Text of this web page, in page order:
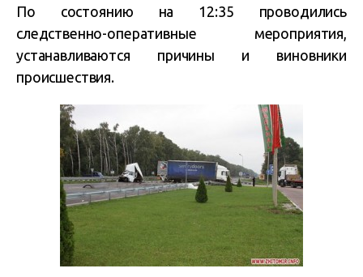
По состоянию на 12:35 проводились
следственно-оперативные мероприятия,
устанавливаются причины и виновники
происшествия.